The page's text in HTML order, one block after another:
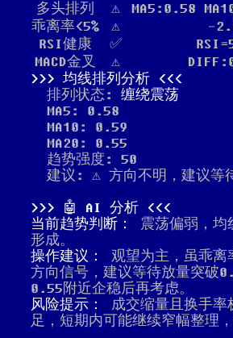
多头排列
⚠️
MA5:0.58
乖离率<5%
⚠️
-
RSI健康
✅
MACD金叉
⚠️
均线排列分析
排列状态: 缠绕震荡
MA5: 0.58
MA10: 0.59
MA20: 0.55
趋势强度: 50
建议: ⚠️ 方向不明，建议等
🤖 AI 分析
当前趋势判断：
震荡偏弱，均
形成。
操作建议：
观望为主，虽乖离
方向信号，建议等待放量突破
0.55附近企稳后再考虑。
风险提示：
成交缩量且换手率
足，短期内可能继续窄幅整理